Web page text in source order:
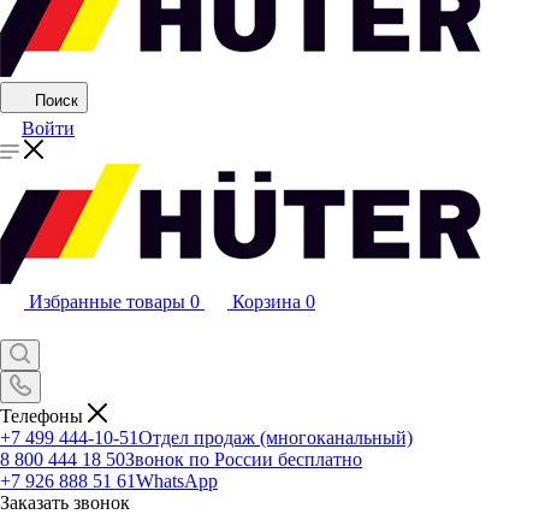
Поиск
Войти
Избранные товары 0 Корзина 0
Телефоны
+7 499 444-10-51Отдел продаж (многоканальный)
8 800 444 18 50Звонок по России бесплатно
+7 926 888 51 61WhatsApp
Заказать звонок